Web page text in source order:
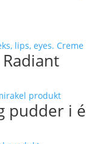
pudder i